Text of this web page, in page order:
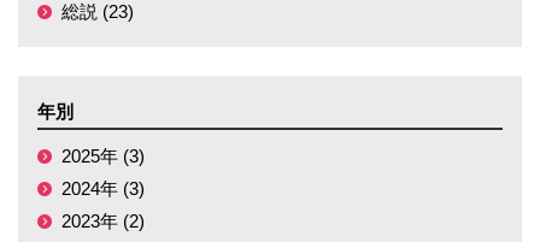
総説 (23)
年別
2025年 (3)
2024年 (3)
2023年 (2)